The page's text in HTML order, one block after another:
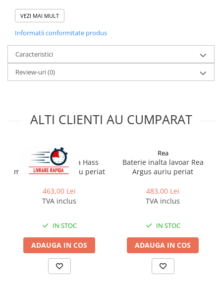
VEZI MAI MULT
Informatii conformitate produs
Caracteristici
Review-uri(0)
ALTI CLIENTI AU CUMPARAT
Rea
Baterie lavoar Rea Hass
monocomanda auriu periat
463,00 Lei
TVA inclus
IN STOC
ADAUGA IN COS
Rea
Baterie inalta lavoar Rea
Argus auriu periat
483,00 Lei
TVA inclus
IN STOC
ADAUGA IN COS